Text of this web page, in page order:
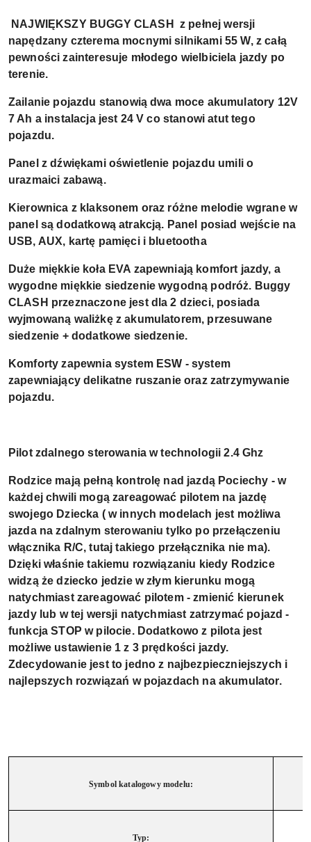
NAJWIĘKSZY BUGGY CLASH z pełnej wersji
napędzany czterema mocnymi silnikami 55 W, z całą
pewności zainteresuje młodego wielbiciela jazdy po
terenie.
Zailanie pojazdu stanowią dwa moce akumulatory 12V
7 Ah a instalacja jest 24 V co stanowi atut tego
pojazdu.
Panel z dźwiękami oświetlenie pojazdu umili o
urazmaici zabawą.
Kierownica z klaksonem oraz różne melodie wgrane w
panel są dodatkową atrakcją. Panel posiad wejście na
USB, AUX, kartę pamięci i bluetootha
Duże miękkie koła EVA zapewniają komfort jazdy, a
wygodne miękkie siedzenie wygodną podróż. Buggy
CLASH przeznaczone jest dla 2 dzieci, posiada
wyjmowaną waliżkę z akumulatorem, przesuwane
siedzenie + dodatkowe siedzenie.
Komforty zapewnia system ESW - system
zapewniający delikatne ruszanie oraz zatrzymywanie
pojazdu.
Pilot zdalnego sterowania w technologii 2.4 Ghz
Rodzice mają pełną kontrolę nad jazdą Pociechy - w
każdej chwili mogą zareagować pilotem na jazdę
swojego Dziecka ( w innych modelach jest możliwa
jazda na zdalnym sterowaniu tylko po przełączeniu
włącznika R/C, tutaj takiego przełącznika nie ma).
Dzięki właśnie takiemu rozwiązaniu kiedy Rodzice
widzą że dziecko jedzie w złym kierunku mogą
natychmiast zareagować pilotem - zmienić kierunek
jazdy lub w tej wersji natychmiast zatrzymać pojazd -
funkcja STOP w pilocie. Dodatkowo z pilota jest
możliwe ustawienie 1 z 3 prędkości jazdy.
Zdecydowanie jest to jedno z najbezpieczniejszych i
najlepszych rozwiązań w pojazdach na akumulator.
Symbol katalogowy modelu:
Typ: